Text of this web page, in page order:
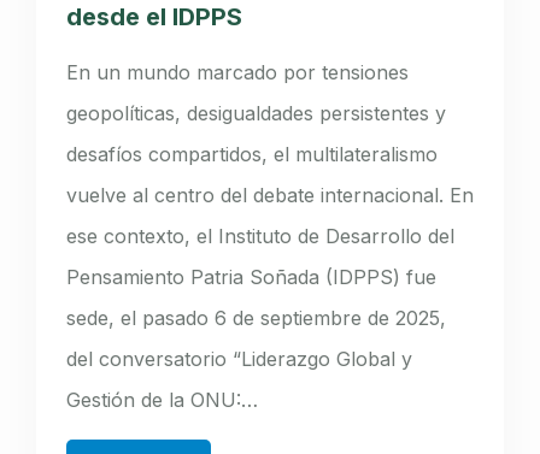
desde el IDPPS
En un mundo marcado por tensiones
geopolíticas, desigualdades persistentes y
desafíos compartidos, el multilateralismo
vuelve al centro del debate internacional. En
ese contexto, el Instituto de Desarrollo del
Pensamiento Patria Soñada (IDPPS) fue
sede, el pasado 6 de septiembre de 2025,
del conversatorio “Liderazgo Global y
Gestión de la ONU:…